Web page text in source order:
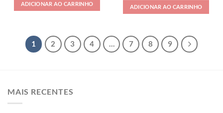
ADICIONAR AO CARRINHO ADICIONAR AO CARRINHO
1 2 3 4 … 7 8 9
MAIS RECENTES